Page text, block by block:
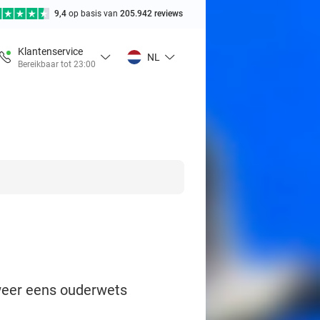
9,4 op basis van 205.942 reviews
Klantenservice
Bereikbaar tot 23:00
NL
eens ouderwets